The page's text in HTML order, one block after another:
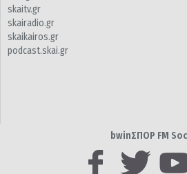
skaitv.gr
skairadio.gr
skaikairos.gr
podcast.skai.gr
bwinΣΠΟΡ FM